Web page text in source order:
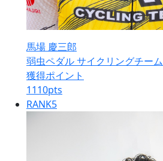
馬場 慶三郎
弱虫ペダル サイクリングチーム
獲得ポイント
1110pts
RANK5